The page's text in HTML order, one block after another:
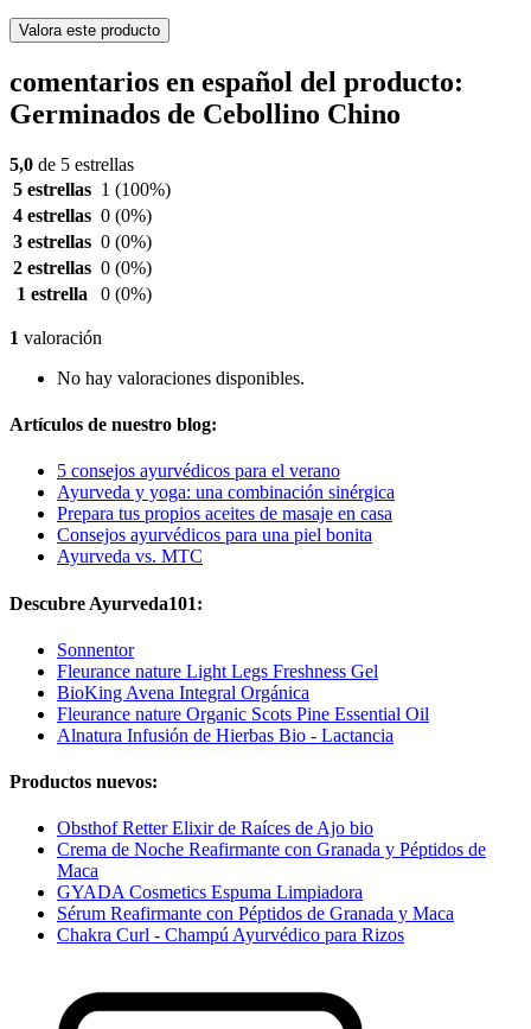
Valora este producto
comentarios en español del producto:
Germinados de Cebollino Chino
5,0 de 5 estrellas
5 estrellas 1 (100%)
4 estrellas 0 (0%)
3 estrellas 0 (0%)
2 estrellas 0 (0%)
1 estrella
0 (0%)
1 valoración
No hay valoraciones disponibles.
Artículos de nuestro blog:
5 consejos ayurvédicos para el verano
Ayurveda y yoga: una combinación sinérgica
Prepara tus propios aceites de masaje en casa
Consejos ayurvédicos para una piel bonita
Ayurveda vs. MTC
Descubre Ayurveda101:
Sonnentor
Fleurance nature Light Legs Freshness Gel
BioKing Avena Integral Orgánica
Fleurance nature Organic Scots Pine Essential Oil
Alnatura Infusión de Hierbas Bio - Lactancia
Productos nuevos:
Obsthof Retter Elixir de Raíces de Ajo bio
Crema de Noche Reafirmante con Granada y Péptidos de
Maca
GYADA Cosmetics Espuma Limpiadora
Sérum Reafirmante con Péptidos de Granada y Maca
Chakra Curl - Champú Ayurvédico para Rizos